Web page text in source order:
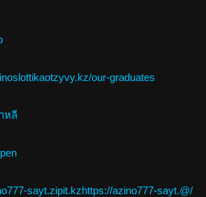
our-graduates
หลี
sayt.zipit.kzhttps://azino777-sayt.@/